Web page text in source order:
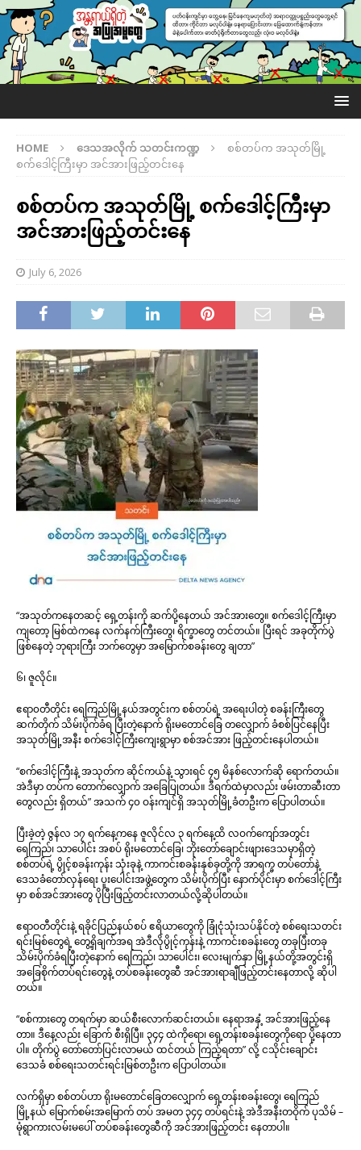
HOME ဒေသအလိုက် သတင်းကဏ္ဍ
စစ်တပ်က အသုတ်မြို့
စက်ဒေါင့်ကြီးမှာ အင်အားဖြည့်တင်းနေ
စစ်တပ်က အသုတ်မြို့ စက်ဒေါင့်ကြီးမှာ
အင်အားဖြည့်တင်းနေ
July 6, 2026
“အသုတ်ကနေတဆင့် ရှေ့တန်းကို ဆက်ပို့နေတယ် အင်အားတွေ။ စက်ဒေါင့်ကြီးမှာ
ကျတော့ မြစ်ထဲကနေ လက်နက်ကြီးတွေ၊ ရိက္ခာတွေ တင်တယ်။ ပြီးရင် အခုတိုက်ပွဲ
ဖြစ်နေတဲ့ ဘုရားကြီး ဘက်တွေမှာ အမြောက်စခန်းတွေ ချတာ”
၆၊ ဇူလိုင်။
ဧရာ၀တီတိုင်း ရေကြည်မြို့နယ်အတွင်းက စစ်တပ်ရဲ့ အရေးပါတဲ့ စခန်းကြီးတွေ
ဆက်တိုက် သိမ်းပိုက်ခံရ ပြီးတဲ့နောက် ရိုးမတောင်ခြေ တလျှောက် ခံစစ်ပြင်နေပြီး
အသုတ်မြို့အနီး စက်ဒေါင့်ကြီးကျေးရွာမှာ စစ်အင်အား ဖြည့်တင်းနေပါတယ်။
“စက်ဒေါင့်ကြီးနဲ့ အသုတ်က ဆိုင်ကယ်နဲ့ သွားရင် ၄၅ မိနစ်လောက်ဆို ရောက်တယ်။
အဲဒီမှာ တပ်က တောက်လျှောက် အခြေပြုတယ်။ ဒီရက်ထဲမှာလည်း ဖမ်းတာဆီးတာ
တွေလည်း ရှိတယ်” အသက် ၄၀ ဝန်းကျင်ရှိ အသုတ်မြို့ခံတဦးက ပြောပါတယ်။
ပြီးခဲ့တဲ့ ဇွန်လ ၁၇ ရက်နေ့ကနေ ဇူလိုင်လ ၃ ရက်နေ့ထိ လဝက်ကျော်အတွင်း
ရေကြည်၊ သာပေါင်း အစပ် ရိုးမတောင်ခြေ၊ ဘိုးတော်ချောင်းဖျားဒေသမှာရှိတဲ့
စစ်တပ်ရဲ့ ပွိုင့်စခန်းကုန်း သုံးခုနဲ့ ကာကင်းစခန်းနှစ်ခုတို့ကို အာရက္ခ တပ်တော်နဲ့
ဒေသခံတော်လှန်ရေး ပူးပေါင်းအဖွဲ့တွေက သိမ်းပိုက်ပြီး နောက်ပိုင်းမှာ စက်ဒေါင့်ကြီး
မှာ စစ်အင်အားတွေ ပိုပြီးဖြည့်တင်းလာတယ်လို့ဆိုပါတယ်။
ဧရာဝတီတိုင်းနဲ့ ရခိုင်ပြည်နယ်စပ် ဧရိယာတွေကို ခြုံငုံသုံးသပ်နိုင်တဲ့ စစ်ရေးသတင်း
ရင်းမြစ်တွေရဲ့ တွေ့ရှိချက်အရ အဲဒီလိုပွိုင့်ကုန်းနဲ့ ကာကင်းစခန်းတွေ တခုပြီးတခု
သိမ်းပိုက်ခံရပြီးတဲ့နောက် ရေကြည်၊ သာပေါင်း၊ လေးမျက်နှာ မြို့နယ်တို့အတွင်းရှိ
အခြေစိုက်တပ်ရင်းတွေနဲ့ တပ်စခန်းတွေဆီ အင်အားရာချီဖြည့်တင်းနေတာလို့ ဆိုပါ
တယ်။
“စစ်ကားတွေ တရက်မှာ ဆယ်စီးလောက်ဆင်းတယ်။ နေရာအနှံ့ အင်အားဖြည့်နေ
တာ။ ဒီနေ့လည်း ခြောက် စီးရှိပြီ။ ၃၄၄ ထဲကိုရော၊ ရှေ့တန်းစခန်းတွေကိုရော ပို့နေတာ
ပါ။ တိုက်ပွဲ တော်တော်ပြင်းလာမယ် ထင်တယ် ကြည့်ရတာ” လို့ ငသိုင်းချောင်း
ဒေသခံ စစ်ရေးသတင်းရင်းမြစ်တဦးက ပြောပါတယ်။
လက်ရှိမှာ စစ်တပ်ဟာ ရိုးမတောင်ခြေတလျှောက် ရှေ့တန်းစခန်းတွေ၊ ရေကြည်
မြို့နယ် မြောက်စမ်းအမြောက် တပ် အမတ ၃၄၄ တပ်ရင်းနဲ့ အဲဒီအနီးတဝိုက် ပုသိမ် –
မုံရွာကားလမ်းမပေါ် တပ်စခန်းတွေဆီကို အင်အားဖြည့်တင်း နေတာပါ။